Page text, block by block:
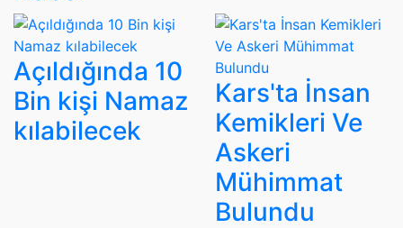
Açıldığında 10
Bin kişi Namaz
kılabilecek
Kars'ta İnsan
Kemikleri Ve
Askeri
Mühimmat
Bulundu